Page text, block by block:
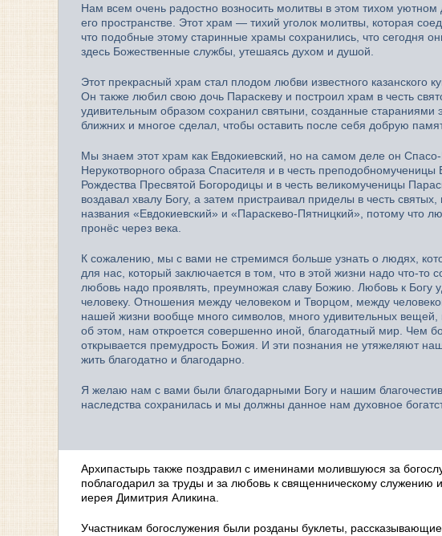
Нам всем очень радостно возносить молитвы в этом тихом
его пространстве. Этот храм — тихий уголок молитвы, которая
что подобные этому старинные храмы сохранились, что сегодня
здесь Божественные службы, утешаясь духом и душой.
Этот прекрасный храм стал плодом любви известного казанского
Он также любил свою дочь Параскеву и построил храм в честь
удивительным образом сохранил святыни, созданные стараниями
ближних и многое сделал, чтобы оставить после себя добрую
Мы знаем этот храм как Евдокиевский, но на самом деле он
Нерукотворного образа Спасителя и в честь
Рождества Пресвятой Богородицы и в честь великомученицы
воздавал хвалу Богу, а затем пристраивал приделы в честь
названия «Евдокиевский» и «Параскево-Пятницкий», потому что
пронёс через века.
К сожалению, мы с вами не стремимся больше узнать о людях,
для нас, который заключается в том, что в этой жизни надо что-
любовь надо проявлять, преумножая славу Божию. Любовь к Богу
человеку. Отношения между человеком и Творцом, между
нашей жизни вообще много символов, много удивительных
об этом, нам откроется совершенно иной, благодатный мир. Чем
открывается премудрость Божия. И эти познания не утяжеляют
жить благодатно и благодарно.
Я желаю нам с вами были благодарными Богу и нашим
наследства сохранилась и мы должны данное нам духовное
Архипастырь также поздравил с именинами молившуюся за
поблагодарил за труды и за любовь к священническому
иерея Димитрия Аликина.
Участникам богослужения были розданы буклеты,